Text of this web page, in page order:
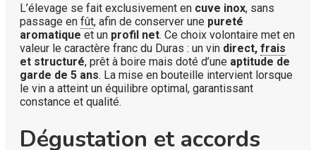
L’élevage se fait exclusivement en cuve inox, sans
passage en fût, afin de conserver une pureté
aromatique et un profil net. Ce choix volontaire met en
valeur le caractère franc du Duras : un vin direct, frais
et structuré, prêt à boire mais doté d’une aptitude de
garde de 5 ans. La mise en bouteille intervient lorsque
le vin a atteint un équilibre optimal, garantissant
constance et qualité.
Dégustation et accords